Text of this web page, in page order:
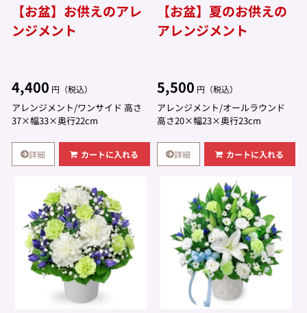
【お盆】お供えのアレ
ンジメント
4,400 円（税込）
アレンジメント/ワンサイド 高さ
37×幅33×奥行22cm
詳細 カートに入れる
【お盆】夏のお供えの
アレンジメント
5,500 円（税込）
アレンジメント/オールラウンド
高さ20×幅23×奥行23cm
詳細 カートに入れる